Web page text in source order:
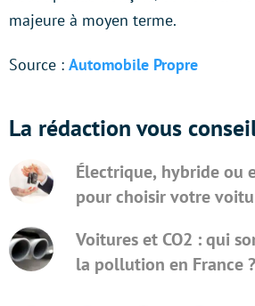
majeure à moyen terme.
Source : Automobile Propre
La rédaction vous
Électrique, hybride ou
pour choisir votre
Voitures et CO2 : qui
la pollution en France ?